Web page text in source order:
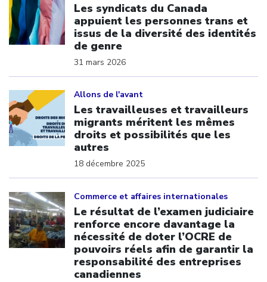
Les syndicats du Canada
appuient les personnes trans et
issus de la diversité des identités
de genre
31 mars 2026
Allons de l'avant
Les travailleuses et travailleurs
migrants méritent les mêmes
droits et possibilités que les
autres
18 décembre 2025
Commerce et affaires internationales
Le résultat de l’examen judiciaire
renforce encore davantage la
nécessité de doter l’OCRE de
pouvoirs réels afin de garantir la
responsabilité des entreprises
canadiennes